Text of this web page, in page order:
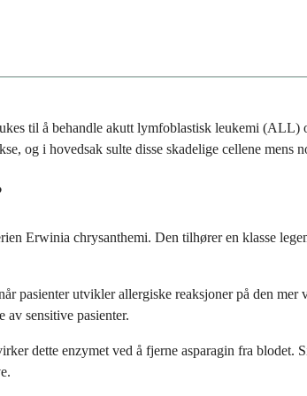
til å behandle akutt lymfoblastisk leukemi
og i hovedsak sulte disse skadelige cellene mens
Erwinia chrysanthemi. Den tilhører en klasse
pasienter utvikler allergiske reaksjoner på den
av sensitive pasienter.
dette enzymet ved å fjerne asparagin fra